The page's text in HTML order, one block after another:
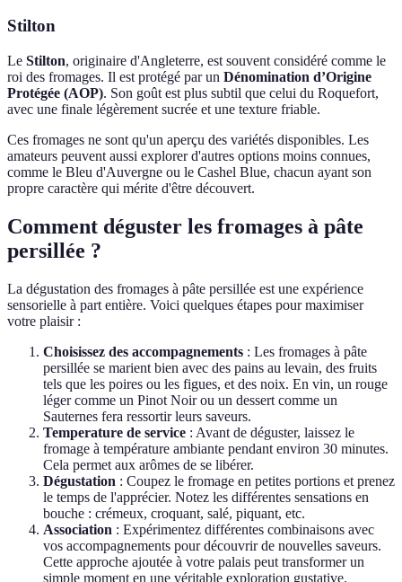
Stilton
Le Stilton, originaire d'Angleterre, est souvent considéré comme le
roi des fromages. Il est protégé par un Dénomination d’Origine
Protégée (AOP). Son goût est plus subtil que celui du Roquefort,
avec une finale légèrement sucrée et une texture friable.
Ces fromages ne sont qu'un aperçu des variétés disponibles. Les
amateurs peuvent aussi explorer d'autres options moins connues,
comme le Bleu d'Auvergne ou le Cashel Blue, chacun ayant son
propre caractère qui mérite d'être découvert.
Comment déguster les fromages à pâte
persillée ?
La dégustation des fromages à pâte persillée est une expérience
sensorielle à part entière. Voici quelques étapes pour maximiser
votre plaisir :
Choisissez des accompagnements : Les fromages à pâte
persillée se marient bien avec des pains au levain, des fruits
tels que les poires ou les figues, et des noix. En vin, un rouge
léger comme un Pinot Noir ou un dessert comme un
Sauternes fera ressortir leurs saveurs.
Temperature de service : Avant de déguster, laissez le
fromage à température ambiante pendant environ 30 minutes.
Cela permet aux arômes de se libérer.
Dégustation : Coupez le fromage en petites portions et prenez
le temps de l'apprécier. Notez les différentes sensations en
bouche : crémeux, croquant, salé, piquant, etc.
Association : Expérimentez différentes combinaisons avec
vos accompagnements pour découvrir de nouvelles saveurs.
Cette approche ajoutée à votre palais peut transformer un
simple moment en une véritable exploration gustative.